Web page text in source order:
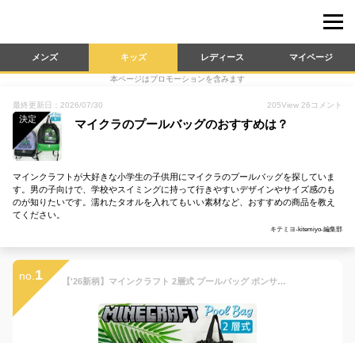
メンズ キッズ レディース マイページ
本ページはプロモーションを含みます
最終更新日：2026/07/30 205View 26 コメント
決定 マイクラのプールバッグのおすすめは？
マインクラフトが大好きな小学生の子供用にマイクラのプールバッグを探していま
す。男の子向けで、学校やスイミングに持って行きやすいデザインやサイズ感のも
のが知りたいです。濡れたタオルを入れてもいい素材など、おすすめの商品を教え
てください。
キテミヨ-kitemiyo-編集部
no. 1 【'26新柄】マインクラフト 2層式 プールバッグ ボンサック ナップサック クリーパー グッズ ビーチ MINECRAFT マイクラ 2ルーム 2段 角型 プール 授業 海 リゾート 旅行《 男の子 小学生 》